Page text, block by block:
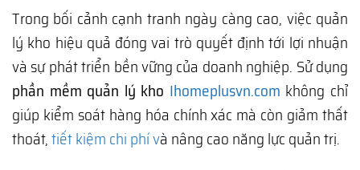
Trong bối cảnh cạnh tranh ngày càng cao, việc quản
lý kho hiệu quả đóng vai trò quyết định tới lợi nhuận
và sự phát triển bền vững của doanh nghiệp. Sử dụng
phần mềm quản lý kho Ihomeplusvn.com không chỉ
giúp kiểm soát hàng hóa chính xác mà còn giảm thất
thoát,tiết kiệm chi phí và nâng cao năng lực quản trị.